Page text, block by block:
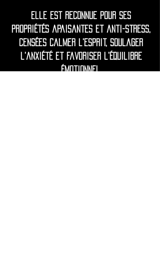
Elle est reconnue pour ses
propriétés apaisantes et anti-stress,
censées calmer l'esprit, soulager
l'anxiété et favoriser l'équilibre
émotionnel.